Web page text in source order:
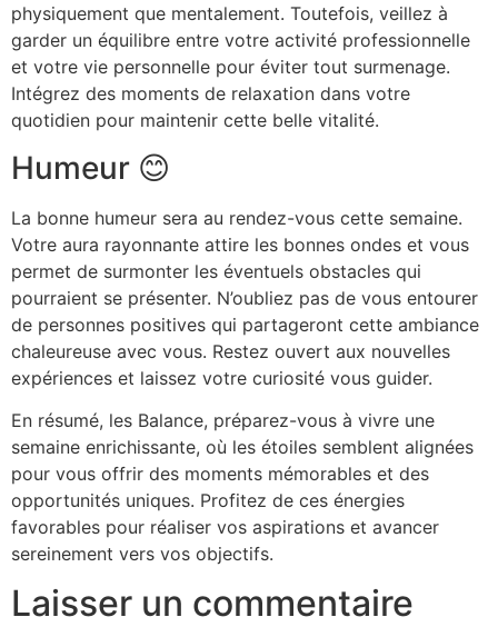
physiquement que mentalement. Toutefois, veillez à
garder un équilibre entre votre activité professionnelle
et votre vie personnelle pour éviter tout surmenage.
Intégrez des moments de relaxation dans votre
quotidien pour maintenir cette belle vitalité.
Humeur 😊
La bonne humeur sera au rendez-vous cette semaine.
Votre aura rayonnante attire les bonnes ondes et vous
permet de surmonter les éventuels obstacles qui
pourraient se présenter. N’oubliez pas de vous entourer
de personnes positives qui partageront cette ambiance
chaleureuse avec vous. Restez ouvert aux nouvelles
expériences et laissez votre curiosité vous guider.
En résumé, les Balance, préparez-vous à vivre une
semaine enrichissante, où les étoiles semblent alignées
pour vous offrir des moments mémorables et des
opportunités uniques. Profitez de ces énergies
favorables pour réaliser vos aspirations et avancer
sereinement vers vos objectifs.
Laisser un commentaire